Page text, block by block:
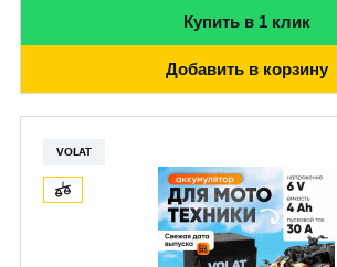
Купить в 1 клик
Добавить в корзину
VOLAT